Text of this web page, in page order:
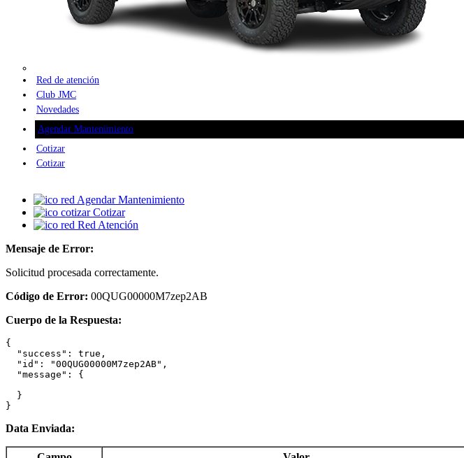
Red de atención
Club JMC
Novedades
Agendar Mantenimiento
Cotizar
Cotizar
Agendar Mantenimiento
Cotizar
Red Atención
Mensaje de Error:
Solicitud procesada correctamente.
Código de Error: 00QUG00000M7zep2AB
Cuerpo de la Respuesta:
{
  "success": true,
  "id": "00QUG00000M7zep2AB",
  "message": {
  }
}
Data Enviada: